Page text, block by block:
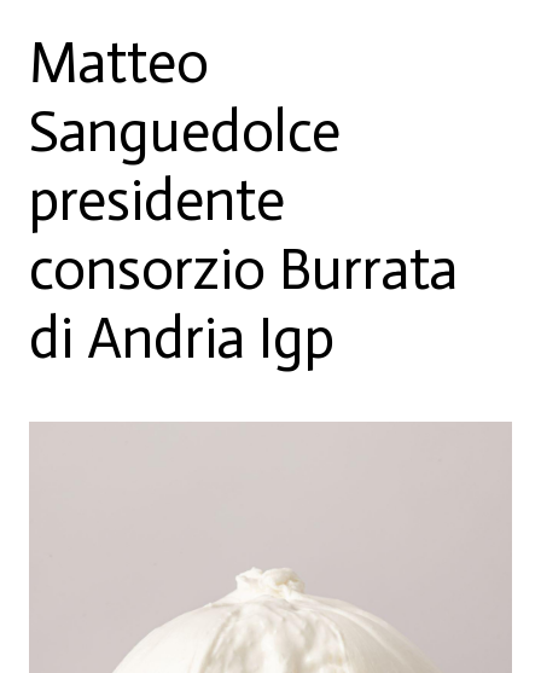
Matteo
Sanguedolce
presidente
consorzio Burrata
di Andria Igp